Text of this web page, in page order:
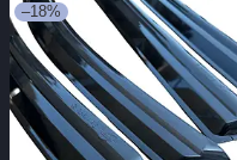
–18%